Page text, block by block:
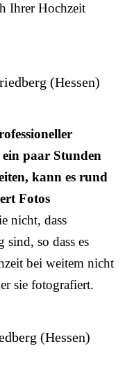
Ihrer Hochzeit
paar Stunden
kann es rund
Fotos
nicht, dass
sind, so dass es
bei weitem nicht
sie fotografiert.